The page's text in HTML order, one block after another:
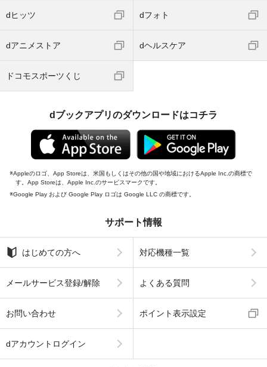
dヒッツ dフォト
dアニメストア dヘルスケア
ドコモスポーツくじ
dブックアプリのダウンロードはコチラ
Appleのロゴ、App Storeは、米国もしくはその他の国や地域におけるApple Inc.の商標で
す。App Storeは、Apple Inc.のサービスマークです。
Google Play および Google Play ロゴは Google LLC の商標です。
サポート情報
はじめての方へ 対応機種一覧
メールサービス登録/解除 よくある質問
お問い合わせ ポイント表示設定
dアカウントログイン